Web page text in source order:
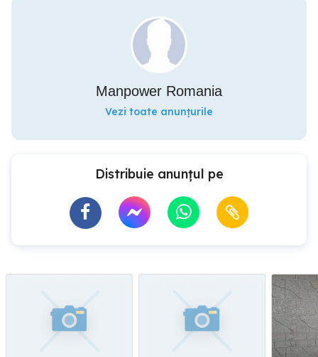
Manpower Romania
Vezi toate anunțurile
Distribuie anunțul pe